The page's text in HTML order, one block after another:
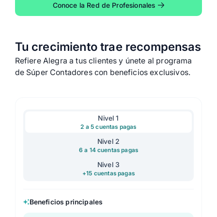
Conoce la Red de Profesionales
Tu crecimiento trae recompensas
Refiere Alegra a tus clientes y únete al programa
de Súper Contadores con beneficios exclusivos.
Nivel 1
2 a 5 cuentas pagas
Nivel 2
6 a 14 cuentas pagas
Nivel 3
+15 cuentas pagas
Beneficios principales
Beneficios principales
Beneficios principales